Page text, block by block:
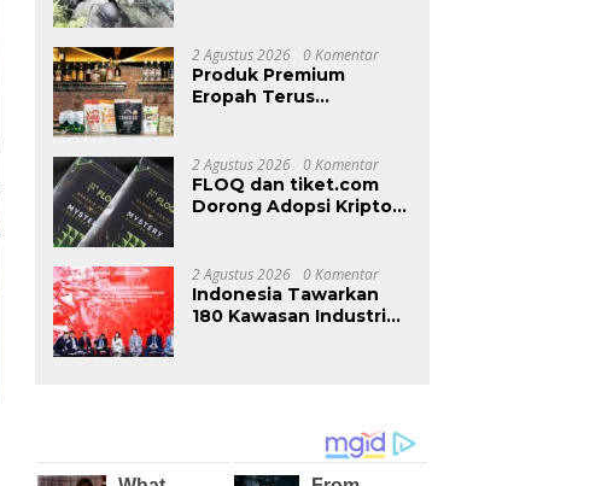
Hujan Peluru OPM di
Yahukimo
2 Agustus 2026 0 Komentar
Produk Premium
Eropah Terus
Melalui MIFB 2026 dan
Majlis Makan Malam
B2B
2 Agustus 2026 0 Komentar
FLOQ dan tiket.com
Dorong Adopsi Kripto
2 Agustus 2026 0 Komentar
Indonesia Tawarkan
180 Kawasan Industri